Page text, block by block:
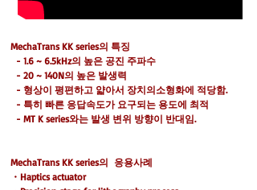
MechaTrans KK series의 특징
- 1.6 ~ 6.5kHz의 높은 공진 주파수
- 20 ~ 140N의 높은 발생력
- 형상이 평편하고 얇아서 장치의소형화에 적당함.
- 특히 빠른 응답속도가 요구되는 용도에 최적
- MT K series와는 발생 변위 방향이 반대임.
MechaTrans KK series의 응용사례
・Haptics actuator